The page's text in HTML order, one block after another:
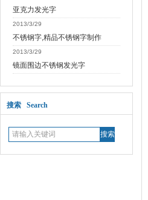
亚克力发光字
2013/3/29
不锈钢字,精品不锈钢字制作
2013/3/29
镜面围边不锈钢发光字
搜索 Search